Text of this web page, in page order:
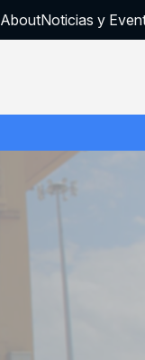
AboutNoticias y